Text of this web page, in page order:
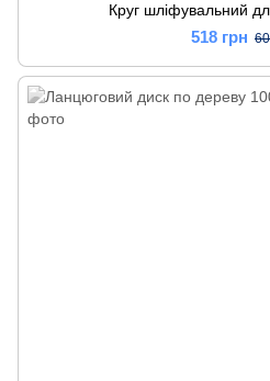
Круг шліфувальний
518 грн